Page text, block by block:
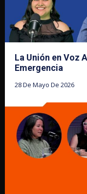
La Unión en Voz
Emergencia
28 De Mayo De 2026